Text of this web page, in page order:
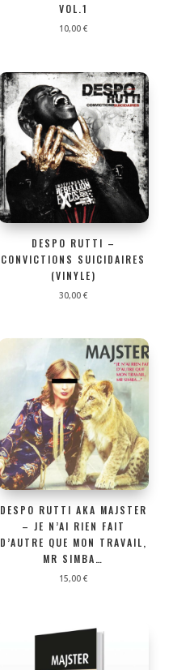
VOL.1
10,00 €
DESPO RUTTI –
CONVICTIONS SUICIDAIRES
(VINYLE)
30,00 €
DESPO RUTTI AKA MAJSTER
– JE N’AI RIEN FAIT
D’AUTRE QUE MON TRAVAIL,
MR SIMBA…
15,00 €